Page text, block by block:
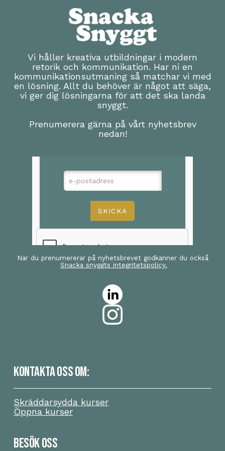
Vi håller kreativa utbildningar i modern
retorik och kommunikation. Har ni en
kommunikationsutmaning så matchar vi med
en lösning. Allt du behöver är något att säga,
vi ger dig lösningarna för att det ska landa
snyggt.
Prenumerera gärna på vårt nyhetsbrev
nedan!
När du prenumererar på nyhetsbrevet godkänner du också
Snacka snyggts integritetspolicy.
KONTAKTA OSS OM:
Skräddarsydda kurser
Öppna kurser
BESÖK OSS